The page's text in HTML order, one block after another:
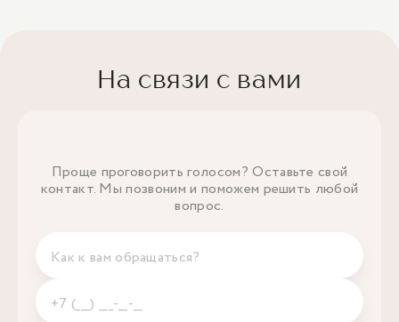
На связи с вами
Проще проговорить голосом? Оставьте свой
контакт. Мы позвоним и поможем решить любой
вопрос.